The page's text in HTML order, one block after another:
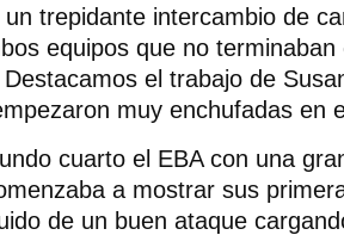
trepidante intercambio de
equipos que no
el trabajo de
muy enchufadas en
cuarto el EBA con una
a mostrar sus
de un buen ataque